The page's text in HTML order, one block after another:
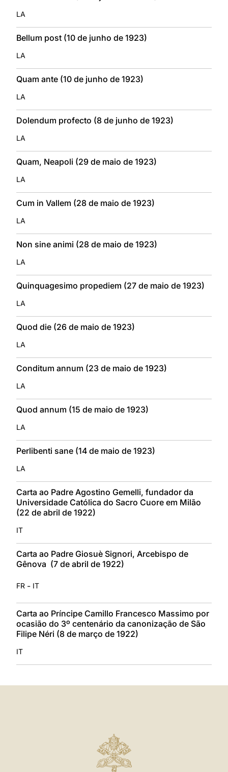
LA
Bellum post (10 de junho de 1923)
LA
Quam ante (10 de junho de 1923)
LA
Dolendum profecto (8 de junho de 1923)
LA
Quam, Neapoli (29 de maio de 1923)
LA
Cum in Vallem (28 de maio de 1923)
LA
Non sine animi (28 de maio de 1923)
LA
Quinquagesimo propediem (27 de maio de 1923)
LA
Quod die (26 de maio de 1923)
LA
Conditum annum (23 de maio de 1923)
LA
Quod annum (15 de maio de 1923)
LA
Perlibenti sane (14 de maio de 1923)
LA
Carta ao Padre Agostino Gemelli, fundador da
Universidade Católica do Sacro Cuore em Milão
(22 de abril de 1922)
IT
Carta ao Padre Giosuè Signori, Arcebispo de
Gênova (7 de abril de 1922)
FR - IT
Carta ao Príncipe Camillo Francesco Massimo por
ocasião do 3º centenário da canonização de São
Filipe Néri (8 de março de 1922)
IT